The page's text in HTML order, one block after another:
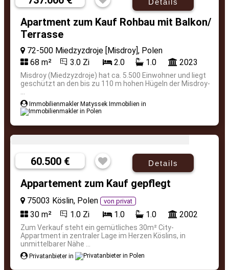
Apartment zum Kauf Rohbau mit Balkon/
Terrasse
72-500 Miedzyzdroje [Misdroy], Polen
68 m²
3.0 Zi 2.0 1.0 2023
Misdroy (Miedzyzdroje) hat ca. 5.500 Einwohner und liegt
geschützt an den bis zu 110 m hohen Hügeln der Misdroy-
Immobilienmakler Matyssek Immobilien in
60.500 € Details
Appartement zum Kauf gepflegt
75003 Köslin, Polen von privat
30 m² 1.0 Zi 1.0 1.0 2002
Zum Verkauf steht ein gemütliches 30m² City-
Appartment in zentraler Lage im Herzen Köslins, in
unmittelbarer Nähe ...
Privatanbieter in